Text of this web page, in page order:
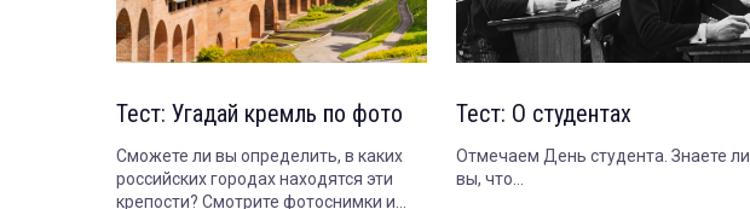
Тест: Угадай кремль по фото
Сможете ли вы определить, в каких
российских городах находятся эти
крепости? Смотрите фотоснимки и
Тест: О студентах
Отмечаем День студента. Знаете ли
вы, что...